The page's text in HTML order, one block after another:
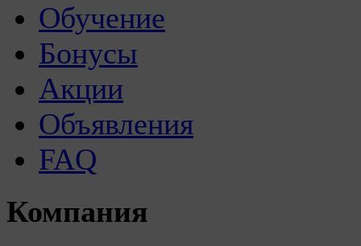
Обучение
Бонусы
Акции
Объявления
FAQ
Компания